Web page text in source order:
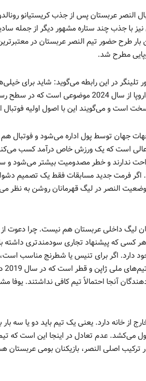
النصر عربستان پس از جذب کریستیانو
با جذب چند ستاره مشهور دیگر از جمله
طرح حضور تیم النصر عربستان در
مطرح شد.
تلینگر در این رابطه می‌گوید: شاید برای
اما حضور النصر در لیگ قهرمانان اروپا از
است و می‌گویند این با اصول اولیه فوتبال
جهان توسط پول اداره می‌شود و فوتبال هم
است که یک ورزش خاص درآمد کسب
اگر فرمت جدید مسابقات فقط یک تصمیم
وضعیت النصر در لیگ قهرمانان روشن به
لیگ داخلی عربستان هم نیست. چرا دعوت
شد. هر کسی که پیشنهاد تجاری سودمندتری
دارد. اگر برای تنیس یا شطرنج مناسب
آنجا احتمالاً تیم کافی نداشتند. یوفا
از خانه دارد. یعنی یک تیم باید دو یا سه بار
عدم تعادل در اینجا این است که
در ترکیب اصلی النصر، بازیکنان بومی